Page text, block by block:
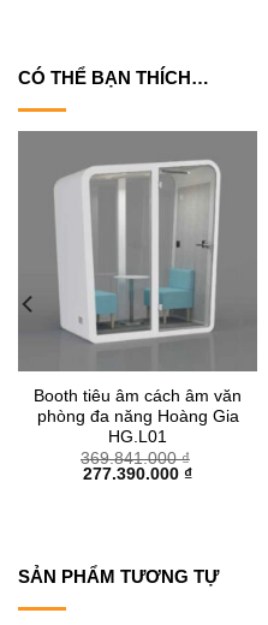
CÓ THỂ BẠN THÍCH…
Booth tiêu âm cách âm văn
phòng đa năng Hoàng Gia
HG.L01
369.841.000₫
Giá
277.390.000 ₫Giá
SẢN PHẨM TƯƠNG TỰ